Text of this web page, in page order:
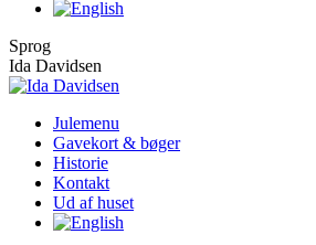
Sprog
Ida Davidsen
Julemenu
Gavekort & bøger
Historie
Kontakt
Ud af huset